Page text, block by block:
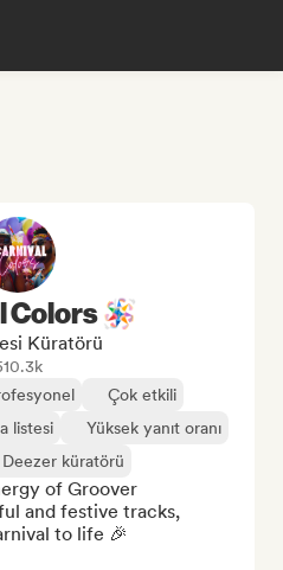
Colors 🪅
Küratörü
Çok etkili
listesi
Yüksek yanıt oranı
Deezer küratörü
of Groover
and festive tracks,
to life 🎉